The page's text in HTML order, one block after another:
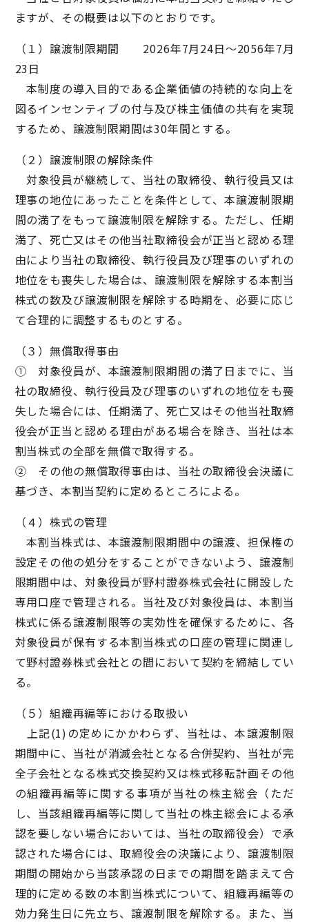
ますが、その概要は以下のとおりです。
（１）譲渡制限期間 2026年7月24日～2056年7月
23日
本制度の導入目的である企業価値の持続的な向上を
図るインセンティブの付与及び株主価値の共有を実現
するため、譲渡制限期間は30年間とする。
（２）譲渡制限の解除条件
対象役員が継続して、当社の取締役、執行役員又は
理事の地位にあったことを条件として、本譲渡制限期
間の満了をもって譲渡制限を解除する。ただし、任期
満了、死亡又はその他当社取締役会が正当と認める理
由により当社の取締役、執行役員及び理事のいずれの
地位をも喪失した場合は、譲渡制限を解除する本割当
株式の数及び譲渡制限を解除する時期を、必要に応じ
て合理的に調整するものとする。
（３）無償取得事由
① 対象役員が、本譲渡制限期間の満了日までに、当
社の取締役、執行役員及び理事のいずれの地位をも喪
失した場合には、任期満了、死亡又はその他当社取締
役会が正当と認める理由がある場合を除き、当社は本
割当株式の全部を無償で取得する。
② その他の無償取得事由は、当社の取締役会決議に
基づき、本割当契約に定めるところによる。
（４）株式の管理
本割当株式は、本譲渡制限期間中の譲渡、担保権の
設定その他の処分をすることができないよう、譲渡制
限期間中は、対象役員が野村證券株式会社に開設した
専用口座で管理される。当社及び対象役員は、本割当
株式に係る譲渡制限等の実効性を確保するために、各
対象役員が保有する本割当株式の口座の管理に関連し
て野村證券株式会社との間において契約を締結してい
る。
（５）組織再編等における取扱い
上記(1)の定めにかかわらず、当社は、本譲渡制限
期間中に、当社が消滅会社となる合併契約、当社が完
全子会社となる株式交換契約又は株式移転計画その他
の組織再編等に関する事項が当社の株主総会（ただ
し、当該組織再編等に関して当社の株主総会による承
認を要しない場合においては、当社の取締役会）で承
認された場合には、取締役会の決議により、譲渡制限
期間の開始から当該承認の日までの期間を踏まえて合
理的に定める数の本割当株式について、組織再編等の
効力発生日に先立ち、譲渡制限を解除する。また、当